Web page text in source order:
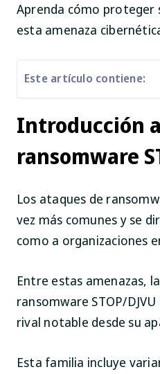
Aprenda cómo proteger
esta amenaza
Este artículo contiene:
Introducción
ransomware
Los ataques de
vez más comunes y se
como a organizaciones
Entre estas amenazas,
ransomware STOP/
rival notable desde su
Esta familia incluye